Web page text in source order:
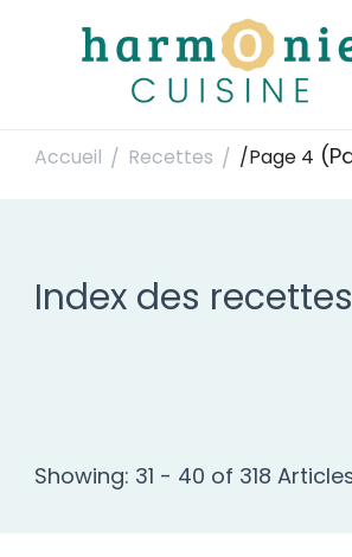
Harmonie Cuisine
Accueil / Recettes / /Page 4
Index des recettes
Showing: 31 - 40 of 318